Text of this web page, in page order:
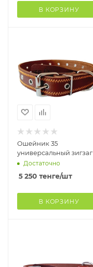
В КОРЗИНУ
Ошейник 35
универсальный зигзаг
Достаточно
5 250 тенге/шт
В КОРЗИНУ